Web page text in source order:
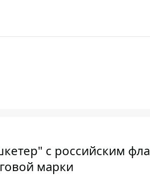
с российским
марки